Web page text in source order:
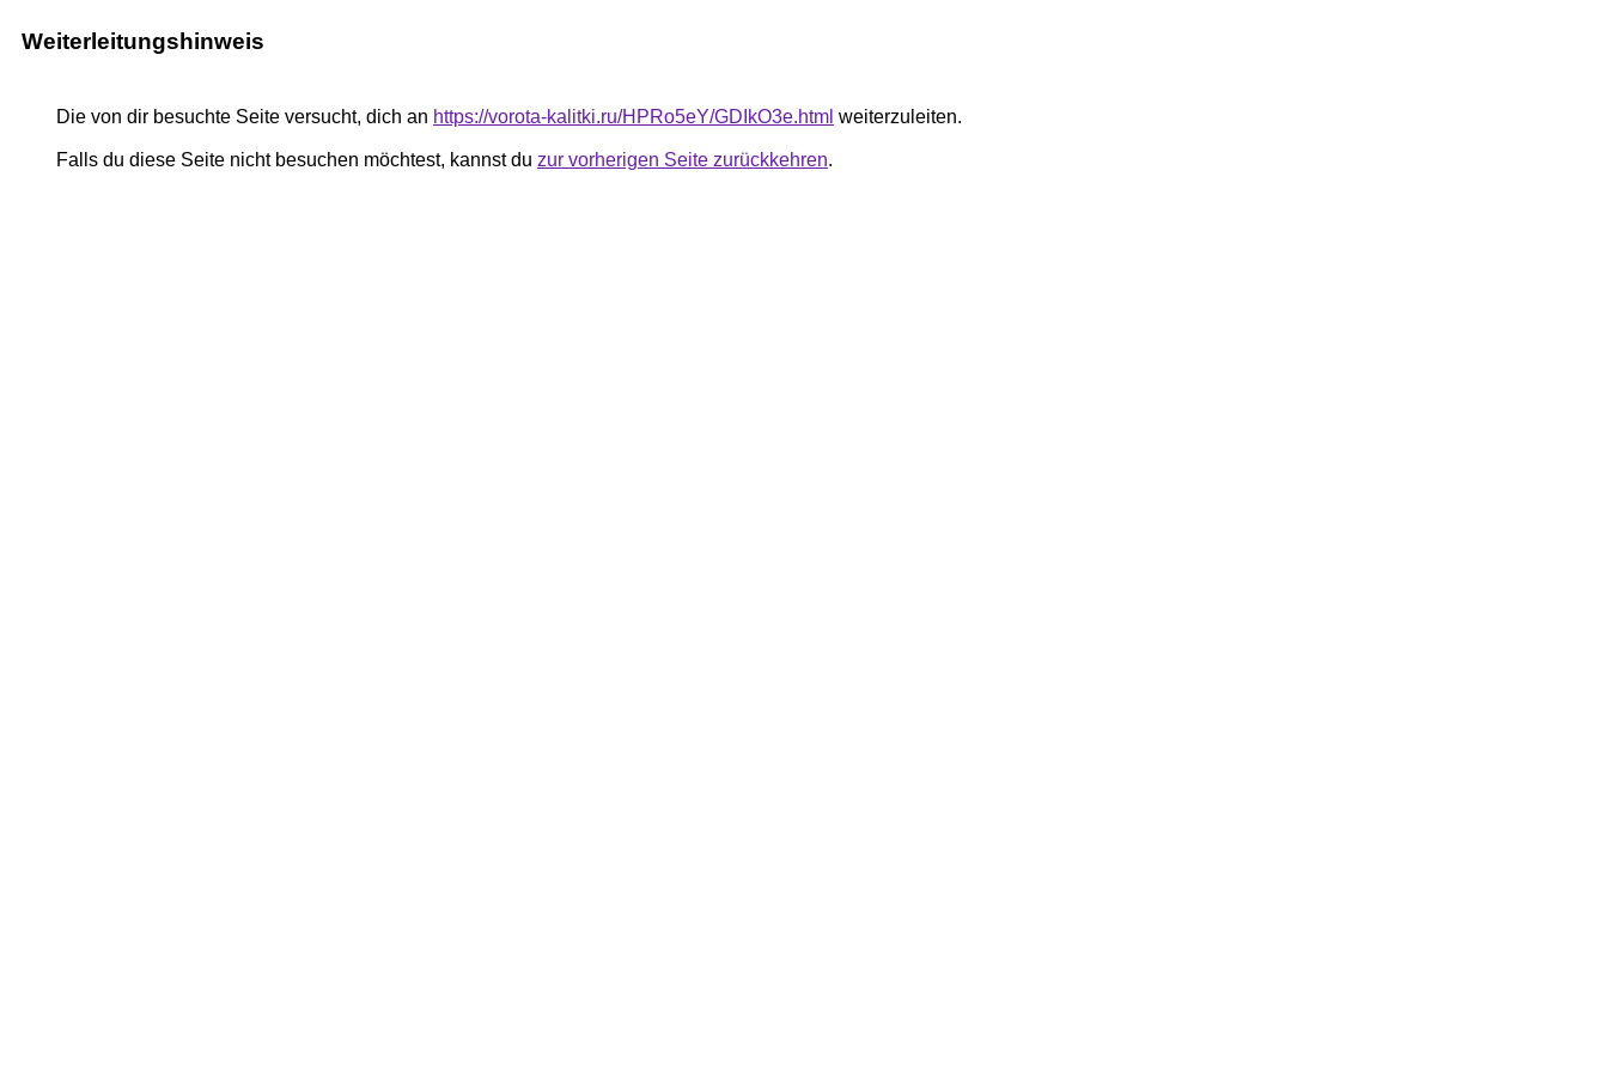
Weiterleitungshinweis
Die von dir besuchte Seite versucht, dich an https://vorota-kalitki.ru/HPRo5eY/GDIkO3e.html weiterzuleiten.
Falls du diese Seite nicht besuchen möchtest, kannst du zur vorherigen Seite zurückkehren.